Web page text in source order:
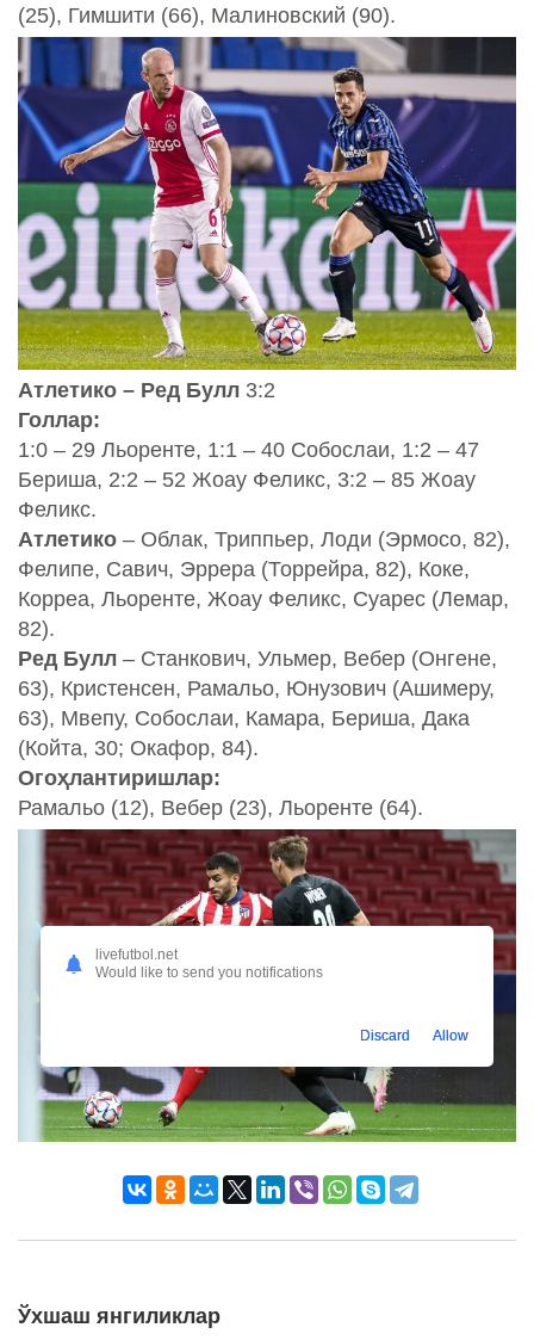
(25), Гимшити (66), Малиновский (90).
Атлетико – Ред Булл 3:2
Голлар:
1:0 – 29 Льоренте, 1:1 – 40 Собослаи, 1:2 – 47
Бериша, 2:2 – 52 Жоау Феликс, 3:2 – 85 Жоау
Феликс.
Атлетико – Облак, Триппьер, Лоди (Эрмосо, 82),
Фелипе, Савич, Эррера (Торрейра, 82), Коке,
Корреа, Льоренте, Жоау Феликс, Суарес (Лемар,
82).
Ред Булл – Станкович, Ульмер, Вебер (Онгене,
63), Кристенсен, Рамальо, Юнузович (Ашимеру,
63), Мвепу, Собослаи, Камара, Бериша, Дака
(Койта, 30; Окафор, 84).
Огоҳлантиришлар:
Рамальо (12), Вебер (23), Льоренте (64).
Ўхшаш янгиликлар
livefutbol.net
Would like to send you notifications
Discard Allow